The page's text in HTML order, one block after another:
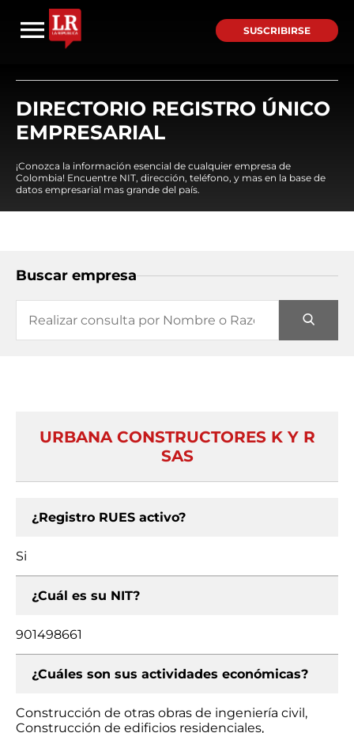
SUSCRIBIRSE
DIRECTORIO REGISTRO ÚNICO
EMPRESARIAL
¡Conozca la información esencial de cualquier empresa de
Colombia! Encuentre NIT, dirección, teléfono, y mas en la base de
datos empresarial mas grande del país.
Buscar empresa
URBANA CONSTRUCTORES K Y R
SAS
¿Registro RUES activo?
Si
¿Cuál es su NIT?
901498661
¿Cuáles son sus actividades económicas?
Construcción de otras obras de ingeniería civil,
Construcción de edificios residenciales,